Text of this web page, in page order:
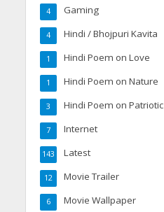
Gaming
4
Hindi / Bhojpuri Kavita
4
Hindi Poem on Love
1
Hindi Poem on Nature
1
Hindi Poem on Patriotic
3
Internet
7
Latest
143
Movie Trailer
12
Movie Wallpaper
6